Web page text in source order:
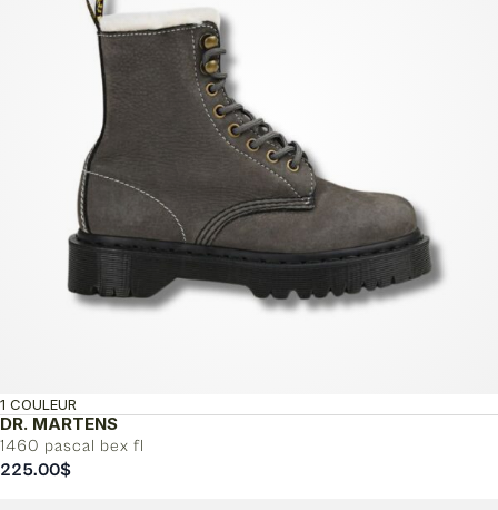
DR. MARTENS
1460 pascal bex fl
1 COULEUR
225.00$